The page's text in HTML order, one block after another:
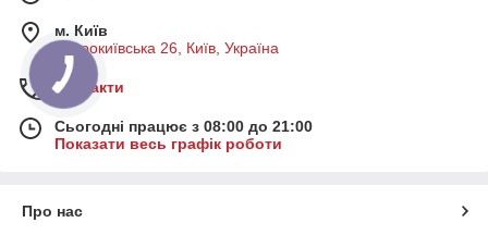
м. Київ
Старокиївська 26, Київ, Україна
Контакти
Сьогодні працює з 08:00 до 21:00
Показати весь графік роботи
Про нас